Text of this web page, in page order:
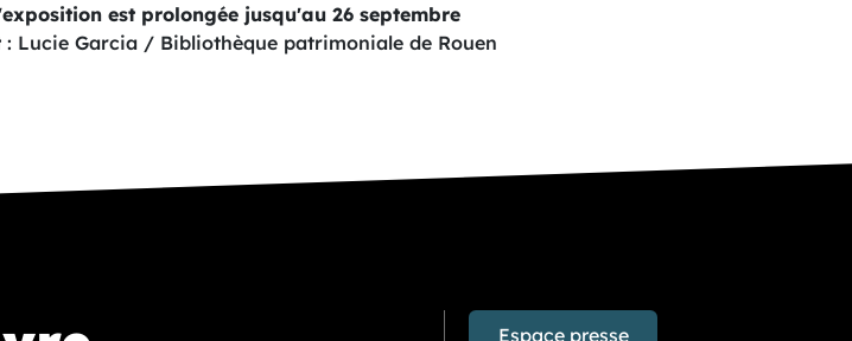
est prolongée jusqu'au 26 septembre
: Lucie Garcia / Bibliothèque patrimoniale de Rouen
Espace presse